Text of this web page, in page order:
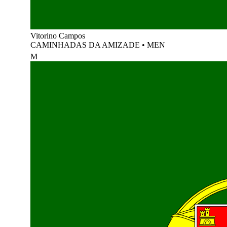
Vitorino Campos
CAMINHADAS DA AMIZADE • MEN
M